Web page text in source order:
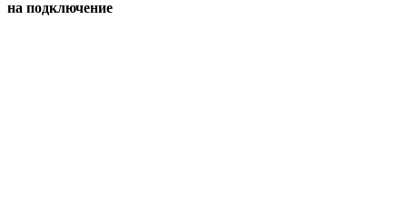
на подключение